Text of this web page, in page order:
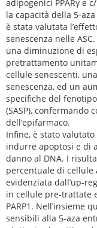
adipogenici PPARγ e
la capacità della 5-
è stata valutata
senescenza nelle
una diminuzione di
pretrattamento
cellule senescenti,
senescenza, ed un
specifiche del
(SASP), confermando
dell’epifarmaco.
Infine, è stato
indurre apoptosi e di
danno al DNA. I
percentuale di cellule
evidenziata dall’up-
in cellule pre-trattate
PARP1. Nell’insieme
sensibili alla 5-aza